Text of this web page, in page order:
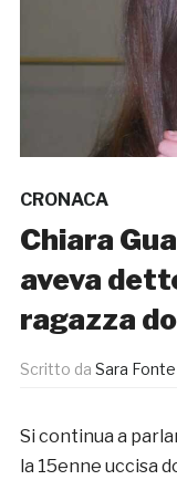
CRONACA
Chiara
aveva
ragazza
Scritto da Sara Fonte
Si continua a
la 15enne uccisa